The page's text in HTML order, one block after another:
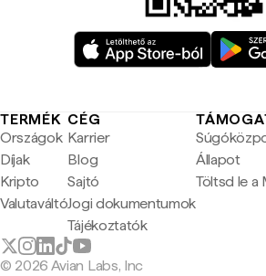
TERMÉK
Országok
Díjak
Kripto
Valutaváltó
CÉG
Karrier
Blog
Sajtó
Jogi dokumentumok
Tájékoztatók
Állapot
Töltsd le a
© 2026 Avian Labs, Inc